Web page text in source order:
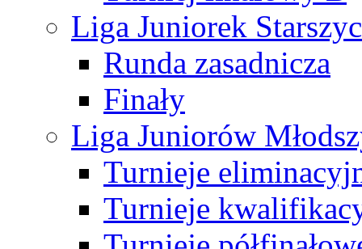
Liga Juniorek
Runda zasadnicza
Finały
Liga Juniorów
Turnieje
Turnieje